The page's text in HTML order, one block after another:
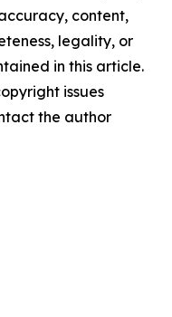
content,
legality, or
in this article.
issues
the author